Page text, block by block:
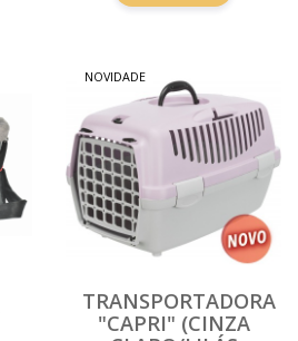
NOVIDADE
TRANSPORTADORA
"CAPRI" (CINZA